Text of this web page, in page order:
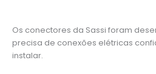
Os conectores da Sassi foram
precisa de conexões elétricas
instalar.